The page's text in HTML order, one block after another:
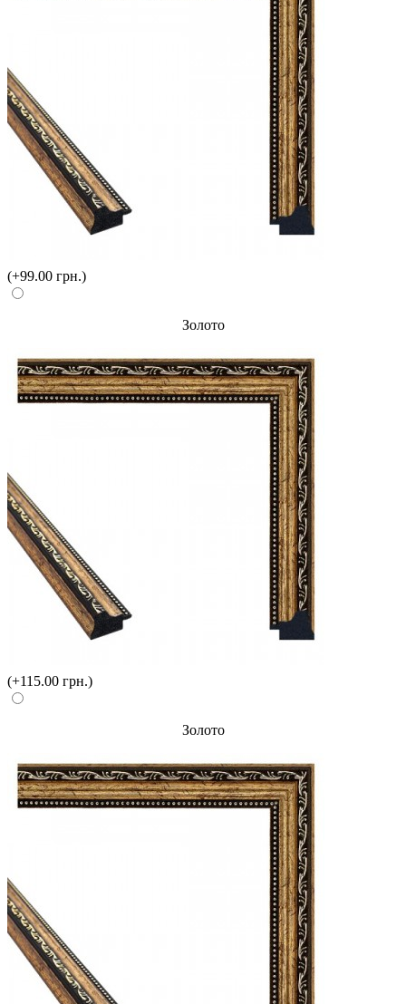
(+99.00 грн.)
Золото
(+115.00 грн.)
Золото